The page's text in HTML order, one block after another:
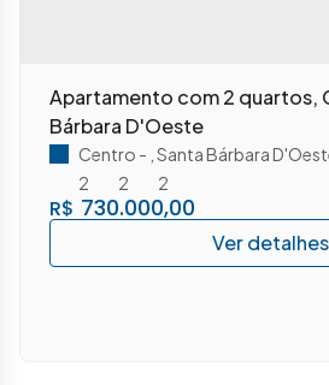
Apartamento com 2 quartos,
Bárbara D'Oeste
R$ 730.000,00
Centro Santa Bárbara
2
2 2